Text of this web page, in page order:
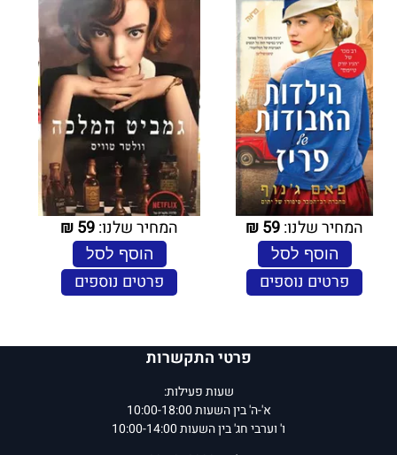
המחיר שלנו:59
₪
הוסף לסל
פרטים נוספים
המחיר שלנו:59
₪
הוסף לסל
פרטים נוספים
פרטי התקשרות
שעות פעילות:
א'-ה' בין השעות 10:00-18:00
ו' וערבי חג' בין השעות 10:00-14:00